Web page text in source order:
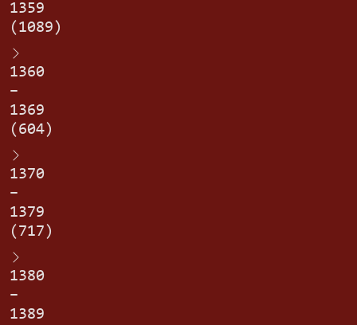
1359
(1089)
1360
–
1369
(604)
1370
–
1379
(717)
1380
–
1389